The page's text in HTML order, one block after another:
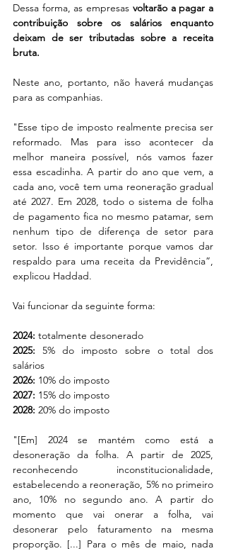
Dessa forma, as empresas voltarão a pagar a
contribuição sobre os salários enquanto
deixam de ser tributadas sobre a receita
bruta.
Neste ano, portanto, não haverá mudanças
para as companhias.
"Esse tipo de imposto realmente precisa ser
reformado. Mas para isso acontecer da
melhor maneira possível, nós vamos fazer
essa escadinha. A partir do ano que vem, a
cada ano, você tem uma reoneração gradual
até 2027. Em 2028, todo o sistema de folha
de pagamento fica no mesmo patamar, sem
nenhum tipo de diferença de setor para
setor. Isso é importante porque vamos dar
respaldo para uma receita da Previdência”,
explicou Haddad.
Vai funcionar da seguinte forma:
2024: totalmente desonerado
2025: 5% do imposto sobre o total dos
salários
2026: 10% do imposto
2027: 15% do imposto
2028: 20% do imposto
"[Em] 2024 se mantém como está a
desoneração da folha. A partir de 2025,
reconhecendo inconstitucionalidade,
estabelecendo a reoneração, 5% no primeiro
ano, 10% no segundo ano. A partir do
momento que vai onerar a folha, vai
desonerar pelo faturamento na mesma
proporção. [...] Para o mês de maio, nada